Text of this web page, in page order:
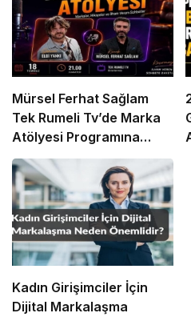
Mürsel Ferhat Sağlam
Tek Rumeli Tv’de Marka
Atölyesi Programına
Konuk Oldu
Kadın Girişimciler İçin
Dijital Markalaşma